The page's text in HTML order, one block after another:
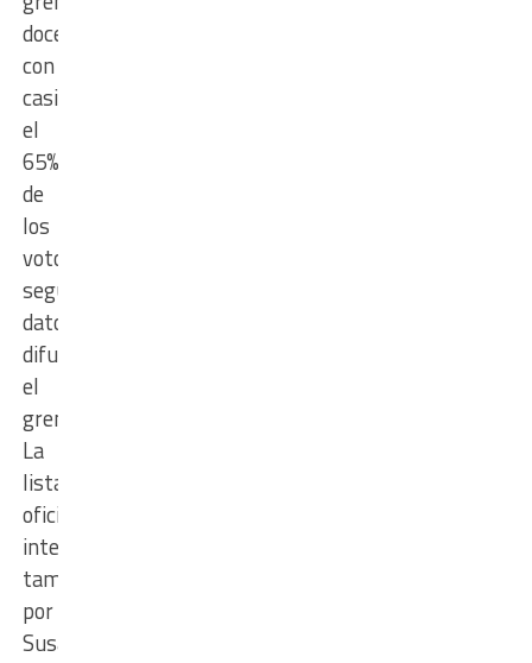
docente
con
casi
el
65%
de
los
votos,
según
datos
difundidos
el
gremio
La
lista
oficialista,
integrada
también
por
Susana